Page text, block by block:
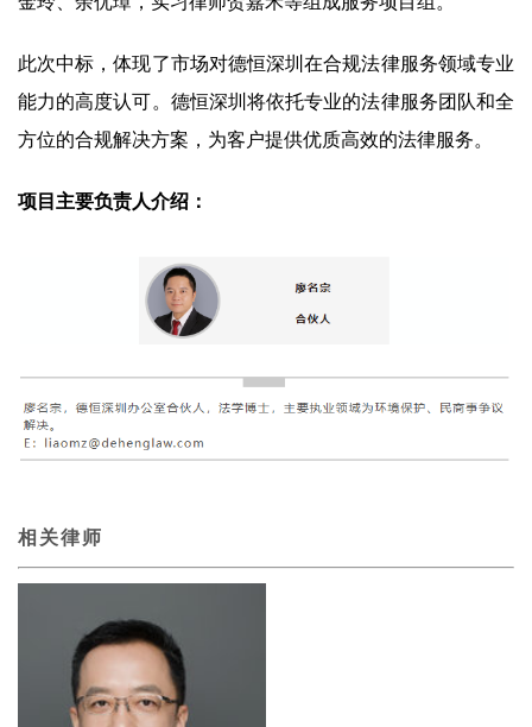
此次中标，体现了市场对德恒深圳在合规法律服务领域专业
能力的高度认可。德恒深圳将依托专业的法律服务团队和全
方位的合规解决方案，为客户提供优质高效的法律服务。
项目主要负责人介绍：
相关律师